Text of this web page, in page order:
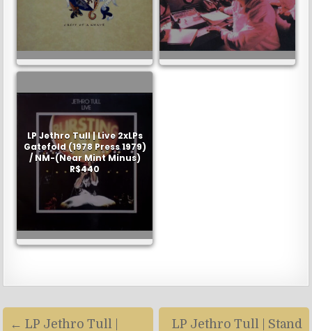
LP Jethro Tull | Live 2xLPs
Gatefold (1978 Press 1979)
/ NM-(Near Mint Minus)
R$440
Navegação LP Jethro Tull | Stand
← LP Jethro Tull |